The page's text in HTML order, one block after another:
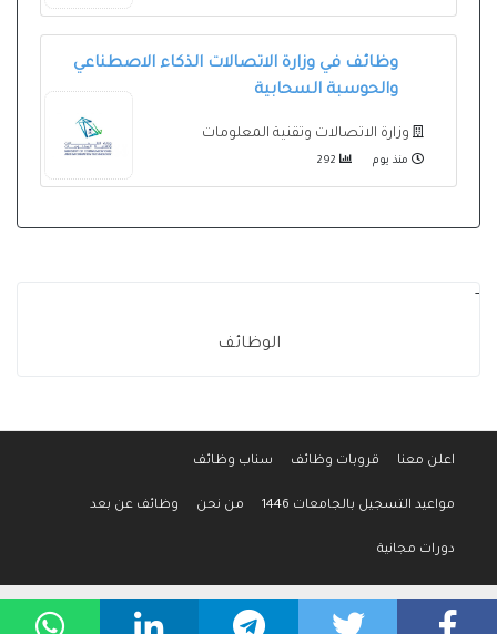
وظائف في وزارة الاتصالات الذكاء الاصطناعي
والحوسبة السحابية
وزارة الاتصالات وتقنية المعلومات
منذ يوم
-
الوظائف
اعلن معنا قروبات وظائف سناب وظائف
مواعيد التسجيل بالجامعات 1446 من نحن وظائف عن بعد
دورات مجانية
جميع الحقوق محفوظة لموقع وظائف المواطن © 2016-2026
سياسة الخصوصية- إتفاقية الإستخدام